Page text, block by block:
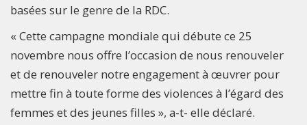
basées sur le genre de la RDC.
« Cette campagne mondiale qui débute ce 25
novembre nous offre l’occasion de nous renouveler
et de renouveler notre engagement à œuvrer pour
mettre fin à toute forme des violences à l’égard des
femmes et des jeunes filles », a-t- elle déclaré.